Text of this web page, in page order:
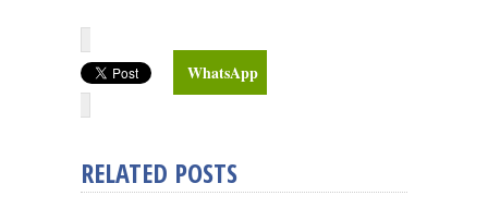
WhatsApp
RELATED POSTS